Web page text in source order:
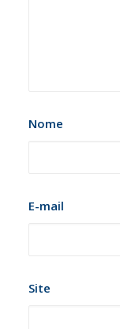
Nome
E-mail
Site